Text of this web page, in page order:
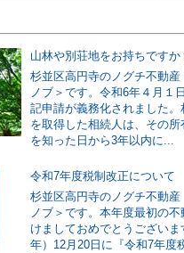
山林や別荘地をお持ちですか
杉並区高円寺のノグチ不動
ノブ＞です。令和6年４月１
記申請が義務化されました
を取得した相続人は、その所
を知った日から3年以内に...
令和7年度税制改正について
杉並区高円寺のノグチ不動
ノブ＞です。本年度最初の
けましておめでとうござい
年）12月20日に『令和7年度